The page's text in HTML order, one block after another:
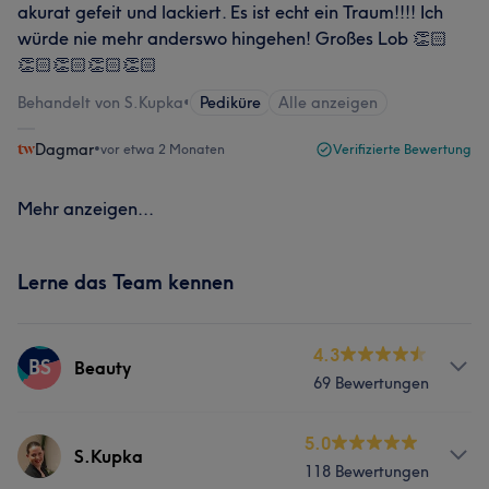
akurat gefeit und lackiert. Es ist echt ein Traum!!!! Ich
würde nie mehr anderswo hingehen! Großes Lob 👏🏻
👏🏻👏🏻👏🏻👏🏻
Behandelt von S.Kupka• Pediküre Alle anzeigen
Dagmar•vor etwa 2 Monaten Verifizierte Bewertung
Mehr anzeigen...
Lerne das Team kennen
BS Beauty
4.3
69 Bewertungen
Services
S.Kupka
5.0
118 Bewertungen